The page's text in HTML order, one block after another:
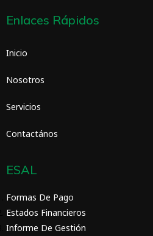
Enlaces Rápidos
Inicio
Nosotros
Servicios
Contactános
ESAL
Formas De Pago
Estados Financieros
Informe De Gestión